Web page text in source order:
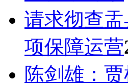
请求彻查
项保障运营
陈剑雄：